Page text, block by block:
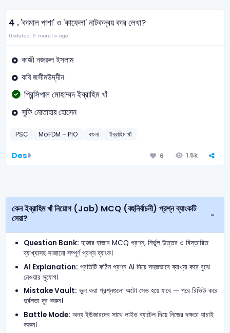
4 .'কামাল পাশা' ও 'কাফেলা' নাটকদ্বয় কার লেখা?
Updated: 6 months ago
কাজী নজরুল ইসলাম
কবি জসীমউদ্‌দীন
প্রিন্সিপাল মোহাম্মদ ইব্রাহিম খাঁ
সুফি মোতাহার হোসেন
PSC MoFDM – PIO বাংলা ইব্রাহিম খাঁ
Des 6 1.5k
কেন ইব্রাহিম খাঁ নিয়োগ (Job) MCQ (বহুনির্বাচনী) প্রশ্ন ব্যাংকটি
সেরা?
Question Bank: হাজার হাজার MCQ প্রশ্ন, নির্ভুল উত্তর ও বিস্তারিত
ব্যাখ্যাসহ সাজানো সম্পূর্ণ প্রশ্ন ব্যাংক।
AI Explanation: প্রতিটি কঠিন প্রশ্ন AI দিয়ে সহজভাবে ব্যাখ্যা করে বুঝে
নেওয়ার সুযোগ।
Mistake Vault: ভুল করা প্রশ্নগুলো অটো সেভ হয়ে যাবে — পরে রিভিউ করে
দুর্বলতা দূর করুন।
Battle Mode: অন্য ইউজারদের সাথে লাইভ ব্যাটেল দিয়ে নিজের দক্ষতা যাচাই
করুন।